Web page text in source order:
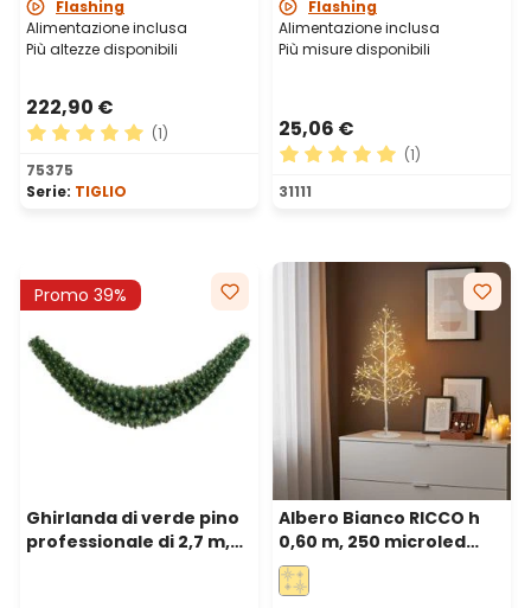
Flashing
Alimentazione inclusa
Più altezze disponibili
222,90 €
Valutazione media di 5 su 5 stelle
(1)
75375
Serie: TIGLIO
Flashing
Alimentazione inclusa
Più misure disponibili
25,06 €
Valutazione media di 5 su
(1)
31111
Promo 39%
Ghirlanda di verde pino
professionale di 2,7 m,
Albero Bianco RICCO h
0,60 m, 250 microled
bianco caldo, uso
interno